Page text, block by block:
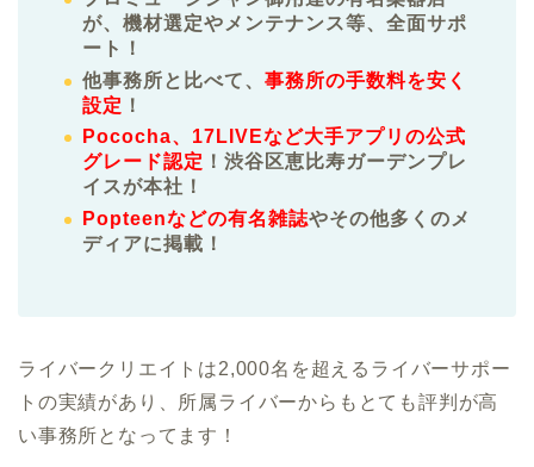
が、機材選定やメンテナンス等、全面サポ
ート！
他事務所と比べて、 事務所の手数料を安く
設定 ！
Pococha、17LIVEなど大手アプリの公式
グレード認定 ！渋谷区恵比寿ガーデンプレ
イスが本社！
Popteenなどの有名雑誌やその他多くのメ
ディアに掲載！
ライバークリエイトは2,000名を超えるライバーサポー
トの実績があり、所属ライバーからもとても評判が高
い事務所となってます！